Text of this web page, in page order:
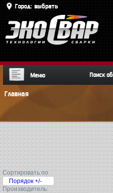
Город: выбрать
Меню
Главная
Сортировать по
Порядок +/-
Производитель: